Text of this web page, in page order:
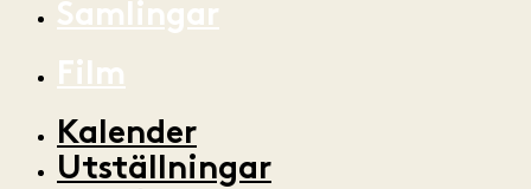
Samlingar
Film
Kalender
Utställningar